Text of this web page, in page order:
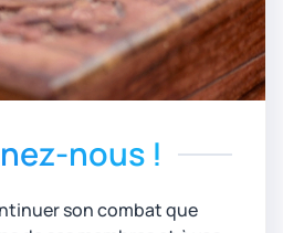
nous !
son combat que